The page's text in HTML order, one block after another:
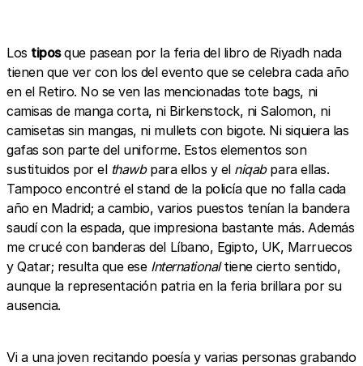
Los tiposque pasean por la feria del libro de Riyadh nada
tienen que ver con los del evento que se celebra cada año
en el Retiro. No se ven las mencionadas tote bags, ni
camisas de manga corta, ni Birkenstock, ni Salomon, ni
camisetas sin mangas, ni mullets con bigote. Ni siquiera las
gafas son parte del uniforme. Estos elementos son
sustituidos por el thawb para ellos y el niqab para ellas.
Tampoco encontré el stand de la policía que no falla cada
año en Madrid; a cambio, varios puestos tenían la bandera
saudí con la espada, que impresiona bastante más. Además
me crucé con banderas del Líbano, Egipto, UK, Marruecos
y Qatar; resulta que ese Internationaltiene cierto sentido,
aunque la representación patria en la feria brillara por su
ausencia.
Vi a una joven recitando poesía y varias personas grabando